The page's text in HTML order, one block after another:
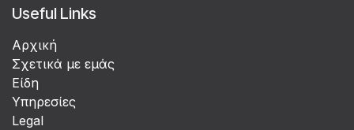
Useful Links
Αρχική
Σχετικά με εμάς
Είδη
Υπηρεσίες
Legal